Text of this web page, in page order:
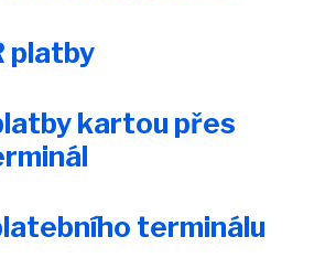
platby
kartou přes
terminálu